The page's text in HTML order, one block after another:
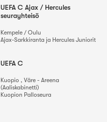
UEFA C Ajax / Hercules
seurayhteisö
Kempele / Oulu
Ajax-Sarkkiranta ja Hercules Juniorit
UEFA C
Kuopio , Väre - Areena
(Aaliskabinetti)
Kuopion Palloseura